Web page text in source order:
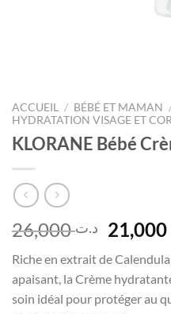
ACCUEIL / BÉBÉ ET MAMAN
HYDRATATION VISAGE ET
KLORANE Bébé
د.ت26,000
Le
prix
initial
était :
Riche en extrait de
apaisant, la Crème
soin idéal pour protéger au